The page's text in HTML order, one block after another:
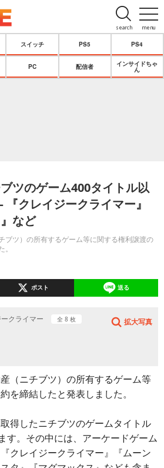
menu
search
スイッチ PS5 PS4
PC 配信者
インサイドちゃ
ん
ツのゲーム400タイトル以
クレイジークライマー』
など
ブツ）の所有するゲーム等に関する権利譲渡の
ポスト 送る
クライマー 全 8 枚 拡大写真
（ニチブツ）の所有するゲーム等
を締結したと発表しました。
得したニチブツのゲームタイトル
す。その中には、アーケードゲーム
クレイジークライマー』『ムーン